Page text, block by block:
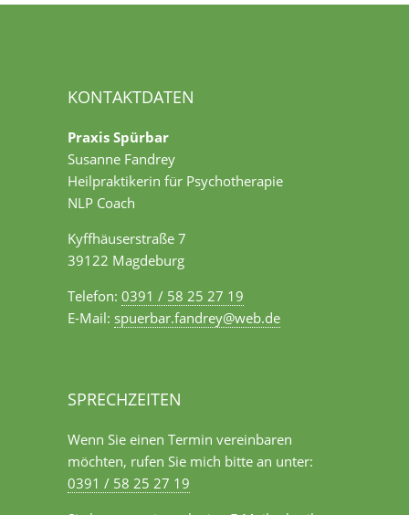
KONTAKTDATEN
Praxis Spürbar
Susanne Fandrey
Heilpraktikerin für Psychotherapie
NLP Coach
Kyffhäuserstraße 7
39122 Magdeburg
Telefon: 0391 / 58 25 27 19
E-Mail: spuerbar.fandrey@web.de
SPRECHZEITEN
Wenn Sie einen Termin vereinbaren
möchten, rufen Sie mich bitte an unter:
0391 / 58 25 27 19